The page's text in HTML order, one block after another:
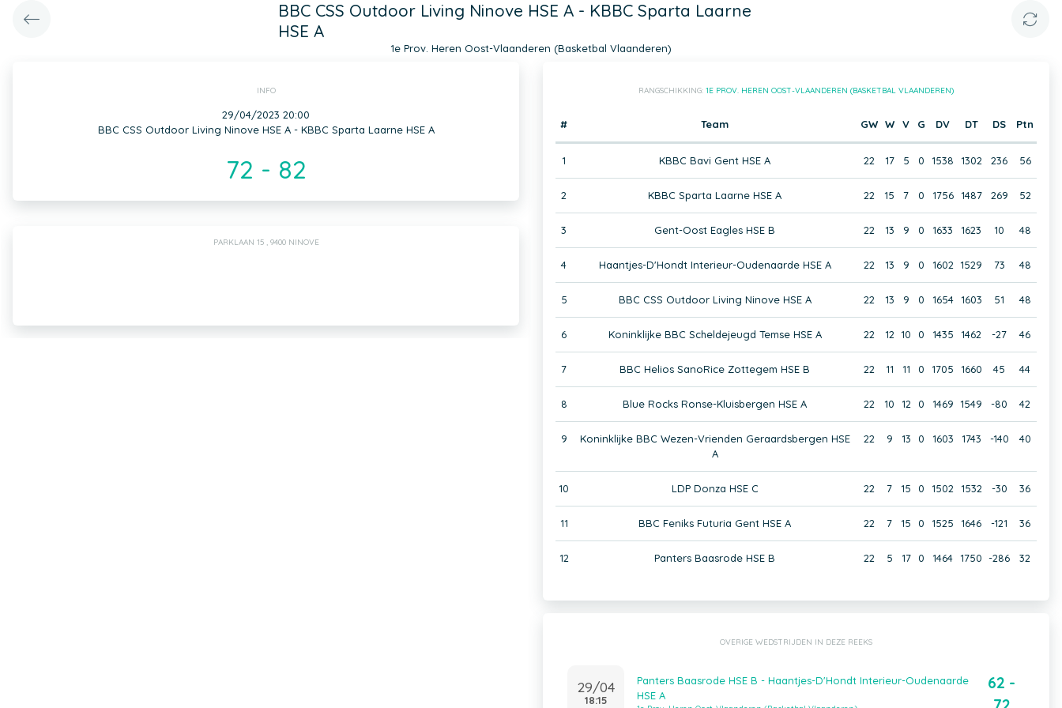
BBC CSS Outdoor Living Ninove HSE A - KBBC Sparta Laarne
HSE A
1e Prov. Heren Oost-Vlaanderen (Basketbal Vlaanderen)
INFO
29/04/2023 20:00
BBC CSS Outdoor Living Ninove HSE A - KBBC Sparta Laarne HSE A
72 - 82
PARKLAAN 15 , 9400 NINOVE
RANGSCHIKKING: 1E PROV. HEREN OOST-VLAANDEREN (BASKETBAL VLAANDEREN)
# Team GW W V G DV DT DS Ptn
1 KBBC Bavi Gent HSE A 22 17 5 0 1538 1302 236 56
2 KBBC Sparta Laarne HSE A 22 15 7 0 1756 1487 269 52
3 Gent-Oost Eagles HSE B 22 13 9 0 1633 1623 10 48
4 Haantjes-D'Hondt Interieur-Oudenaarde HSE A 22 13 9 0 1602 1529 73 48
5 BBC CSS Outdoor Living Ninove HSE A 22 13 9 0 1654 1603 51 48
6 Koninklijke BBC Scheldejeugd Temse HSE A 22 12 10 0 1435 1462 -27 46
7 BBC Helios SanoRice Zottegem HSE B 22 11 11 0 1705 1660 45 44
8 Blue Rocks Ronse-Kluisbergen HSE A 22 10 12 0 1469 1549 -80 42
9
Koninklijke BBC Wezen-Vrienden Geraardsbergen HSE
A
22 9 13 0 1603 1743 -140 40
10 LDP Donza HSE C 22 7 15 0 1502 1532 -30 36
11 BBC Feniks Futuria Gent HSE A 22 7 15 0 1525 1646 -121 36
12 Panters Baasrode HSE B 22 5 17 0 1464 1750 -286 32
OVERIGE WEDSTRIJDEN IN DEZE REEKS
29/04
18:15
Panters Baasrode HSE B - Haantjes-D'Hondt Interieur-Oudenaarde
HSE A
62 -